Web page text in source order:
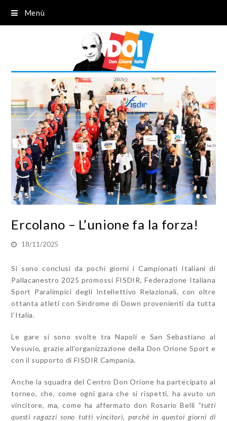
Menù
Ercolano – L’unione fa la forza!
18/11/2025
Si sono conclusi da pochi giorni i Campionati Italiani di
Pallacanestro 2025 promossi FISDIR, Federazione Italiana
Sport Paralimpici degli Intellettivo Relazionali, con oltre
ottanta atleti con Sindrome di Down provenienti da tutta
l’Italia.
Le gare si sono svolte tra Napoli e San Sebastiano al
Vesuvio, grazie all’organizzazione della Don Orione Sport e
con il supporto di FISDIR Campania.
Anche la squadra del Centro Don Orione ha partecipato al
torneo, che, come ogni gara che si rispetti, ha avuto un
vincitore, ma, come ha affermato don Rosario Belli “tutti
questi ragazzi sono tutti vincitori, perchè in questoi giorni di